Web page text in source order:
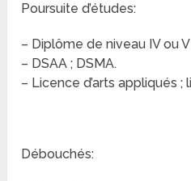
Poursuite d’études:
– Diplôme de niveau IV ou
– DSAA ; DSMA.
– Licence d’arts appliqués
Débouchés: